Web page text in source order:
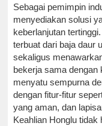
Sebagai pemimpin
menyediakan solusi
keberlanjutan
terbuat dari baja daur
sekaligus
bekerja sama dengan
menyatu sempurna
dengan fitur-fitur
yang aman, dan
Keahlian Honglu